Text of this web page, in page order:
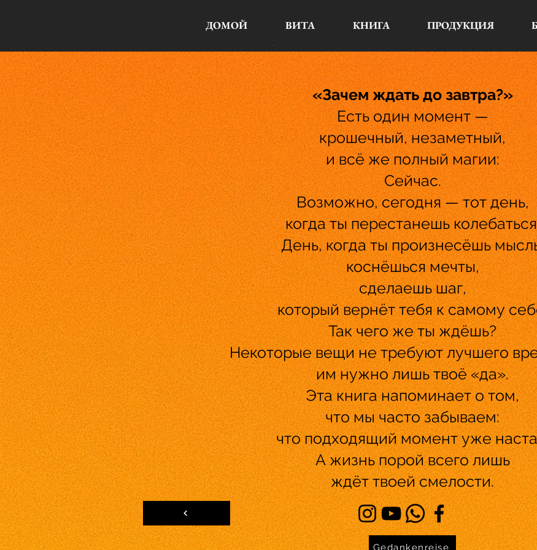
ДОМОЙ ВИТА КНИГА ПРОДУКЦИЯ
«Зачем ждать до завтра?»
Есть один момент —
крошечный, незаметный,
и всё же полный магии:
Сейчас.
Возможно, сегодня — тот день,
когда ты перестанешь
День, когда ты произнесёшь
коснёшься мечты,
сделаешь шаг,
который вернёт тебя к самому
Так чего же ты ждёшь?
Некоторые вещи не требуют лучшего
им нужно лишь твоё «да».
Эта книга напоминает о том,
что мы часто забываем:
что подходящий момент уже
А жизнь порой всего лишь
ждёт твоей смелости.
Gedankenreise